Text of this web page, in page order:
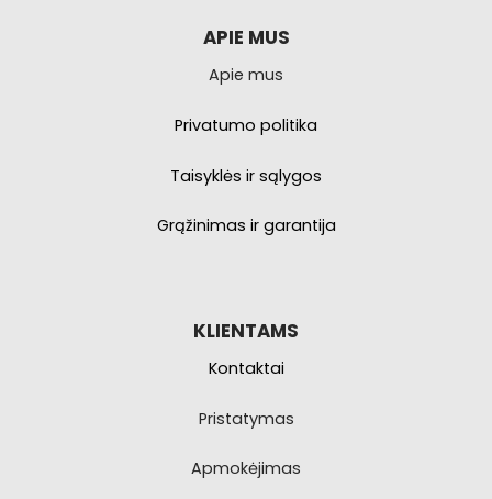
APIE MUS
Apie mus
Privatumo politika
Taisyklės ir sąlygos
Grąžinimas ir garantija
KLIENTAMS
Kontaktai
Pristatymas
Apmokėjimas